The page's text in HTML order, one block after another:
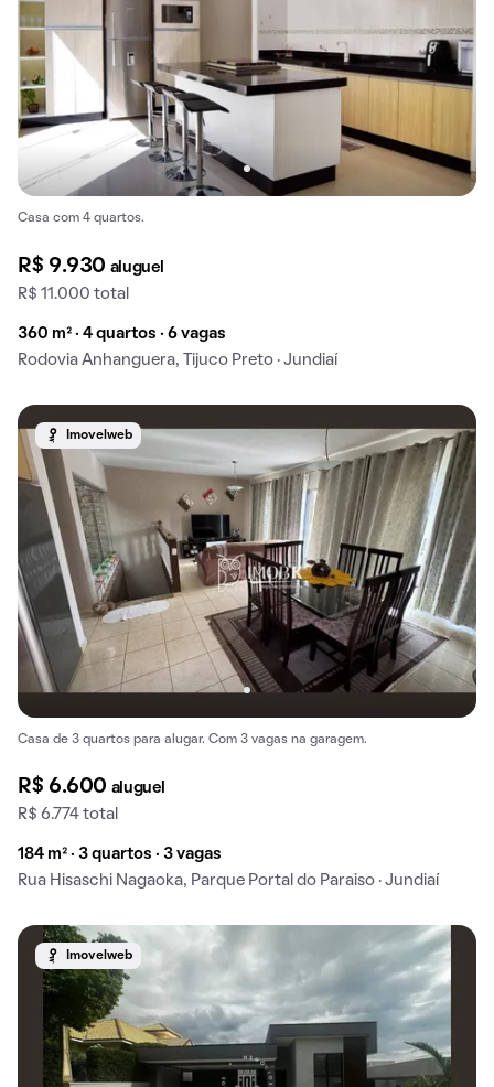
Casa com 4 quartos.
R$ 9.930 aluguel
R$ 11.000 total
360 m² · 4 quartos · 6 vagas
Rodovia Anhanguera, Tijuco Preto · Jundiaí
Imovelweb
Casa de 3 quartos para alugar. Com 3 vagas na garagem.
R$ 6.600 aluguel
R$ 6.774 total
184 m² · 3 quartos · 3 vagas
Rua Hisaschi Nagaoka, Parque Portal do Paraiso · Jundiaí
Imovelweb